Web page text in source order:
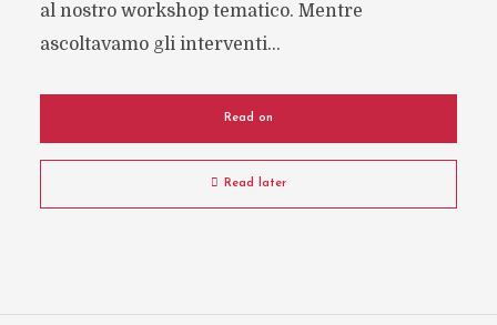
al nostro workshop tematico. Mentre
ascoltavamo gli interventi...
Read on
Read later